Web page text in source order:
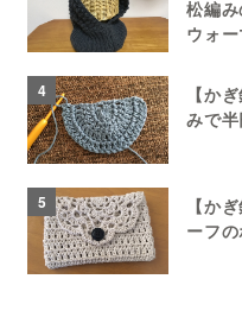
松編
ウォ
4
【か
みで
5
【か
ーフ